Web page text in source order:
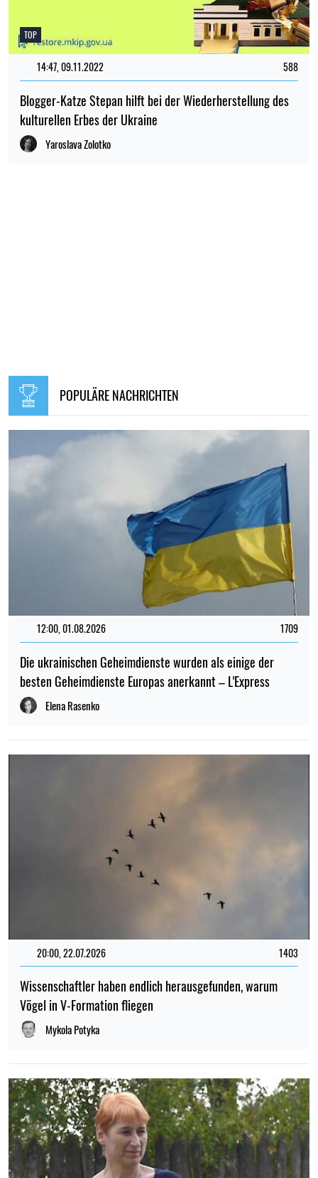
TOP
14:47, 09.11.2022 588
Blogger-Katze Stepan hilft bei der Wiederherstellung des
kulturellen Erbes der Ukraine
Yaroslava Zolotko
POPULÄRE NACHRICHTEN
12:00, 01.08.2026 1709
Die ukrainischen Geheimdienste wurden als einige der
besten Geheimdienste Europas anerkannt – L'Express
Elena Rasenko
20:00, 22.07.2026 1403
Wissenschaftler haben endlich herausgefunden, warum
Vögel in V-Formation fliegen
Mykola Potyka